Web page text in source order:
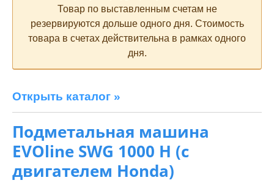
Товар по выставленным счетам не
резервируются дольше одного дня. Стоимость
товара в счетах действительна в рамках одного
дня.
Открыть каталог »
Подметальная машина
EVOline SWG 1000 H (с
двигателем Honda)